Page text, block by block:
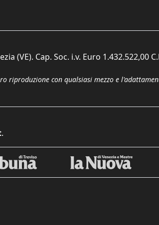
(VE). Cap. Soc. i.v. Euro 1.432.522,00
riproduzione con qualsiasi mezzo e
.